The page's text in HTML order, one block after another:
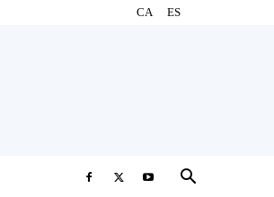
CA ES